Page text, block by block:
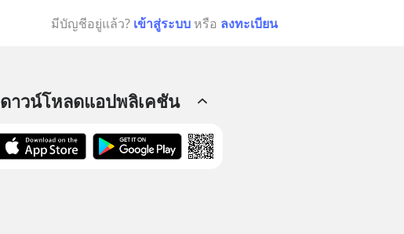
มีบัญชีอยู่แล้ว? เข้าสู่ระบบ หรือ ลงทะเบียน
ดาวน์โหลดแอปพลิเคชัน